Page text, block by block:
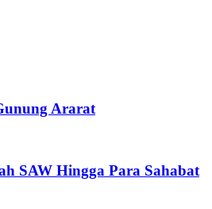
Ararat
SAW Hingga Para Sahabat